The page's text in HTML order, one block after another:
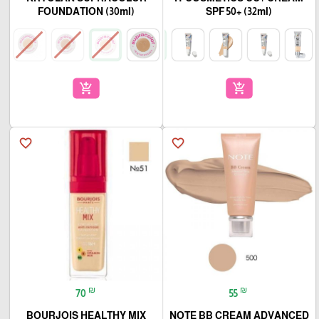
SPF 50+ (32ml)
add_shopping_cart
FOUNDATION (30ml)
add_shopping_cart
favorite_border
55 ₪
NOTE BB CREAM ADVANCED
favorite_border
70 ₪
BOURJOIS HEALTHY MIX